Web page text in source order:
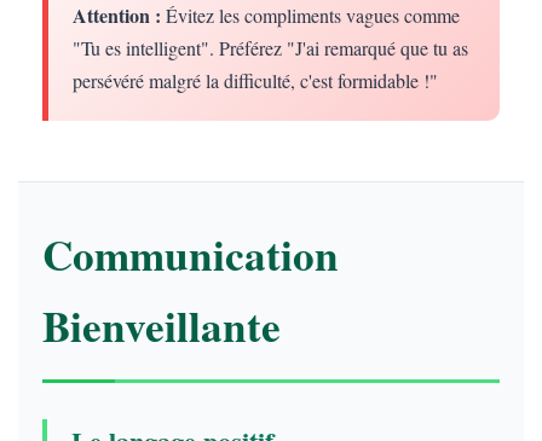
Attention : Évitez les compliments vagues comme
"Tu es intelligent". Préférez "J'ai remarqué que tu as
persévéré malgré la difficulté, c'est formidable !"
Communication
Bienveillante